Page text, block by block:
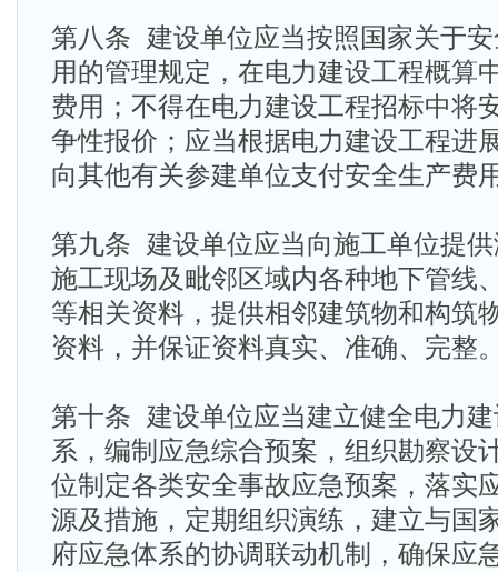
第八条 建设单位应当按照国家关于
用的管理规定，在电力建设工程概算
费用；不得在电力建设工程招标中将
争性报价；应当根据电力建设工程进
向其他有关参建单位支付安全生产费
第九条 建设单位应当向施工单位提
施工现场及毗邻区域内各种地下管线
等相关资料，提供相邻建筑物和构筑
资料，并保证资料真实、准确、完整
第十条 建设单位应当建立健全电力
系，编制应急综合预案，组织勘察设
位制定各类安全事故应急预案，落实
源及措施，定期组织演练，建立与国
府应急体系的协调联动机制，确保应